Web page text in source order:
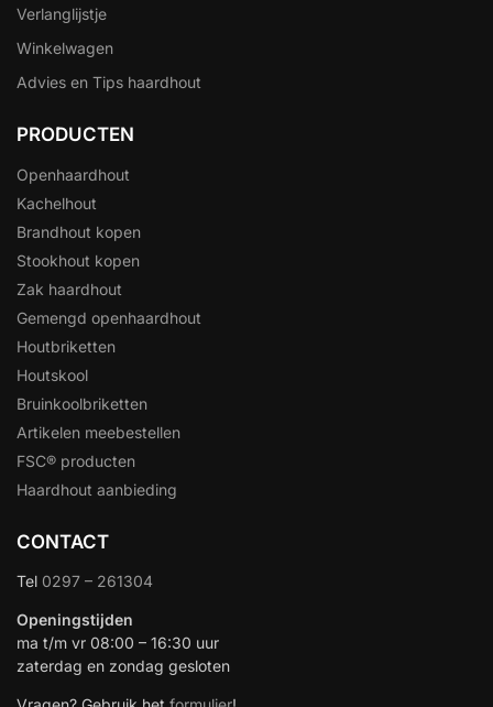
Verlanglijstje
Winkelwagen
Advies en Tips haardhout
PRODUCTEN
Openhaardhout
Kachelhout
Brandhout kopen
Stookhout kopen
Zak haardhout
Gemengd openhaardhout
Houtbriketten
Houtskool
Bruinkoolbriketten
Artikelen meebestellen
FSC® producten
Haardhout aanbieding
CONTACT
Tel 0297 – 261304
Openingstijden
ma t/m vr 08:00 – 16:30 uur
zaterdag en zondag gesloten